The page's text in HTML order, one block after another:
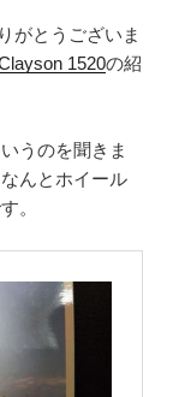
がとうございま
1520の紹
うのを聞きま
んとホイール
。